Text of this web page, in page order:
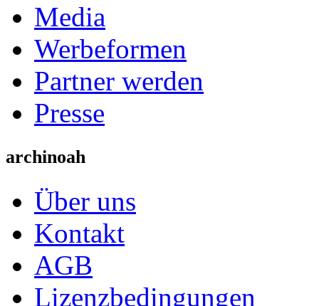
Media
Werbeformen
Partner werden
Presse
archinoah
Über uns
Kontakt
AGB
Lizenzbedingungen